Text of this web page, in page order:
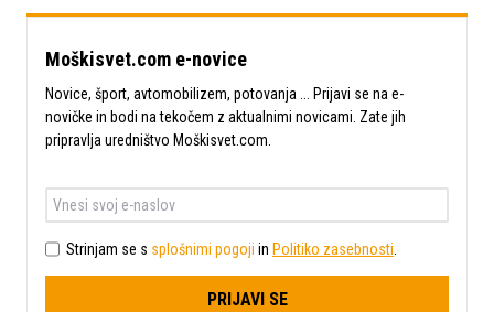
Moškisvet.com e-novice
Novice, šport, avtomobilizem, potovanja ... Prijavi se na e-
novičke in bodi na tekočem z aktualnimi novicami. Zate jih
pripravlja uredništvo Moškisvet.com.
Strinjam se s splošnimi pogoji in Politiko zasebnosti
PRIJAVI SE